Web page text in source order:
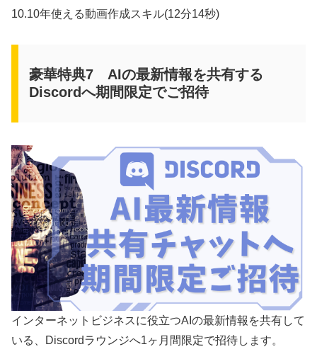
10.10年使える動画作成スキル(12分14秒)
豪華特典7 AIの最新情報を共有する
Discordへ期間限定でご招待
インターネットビジネスに役立つAIの最新情報を共有して
いる、Discordラウンジへ1ヶ月間限定で招待します。